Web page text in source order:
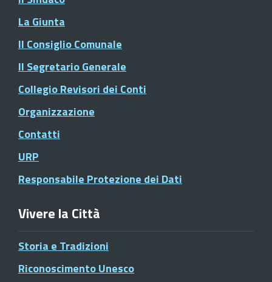
La Giunta
Il Consiglio Comunale
Il Segretario Generale
Collegio Revisori dei Conti
Organizzazione
Contatti
URP
Responsabile Protezione dei Dati
Vivere la Città
Storia e Tradizioni
Riconoscimento Unesco